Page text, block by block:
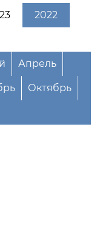
2022
Апрель
Октябрь